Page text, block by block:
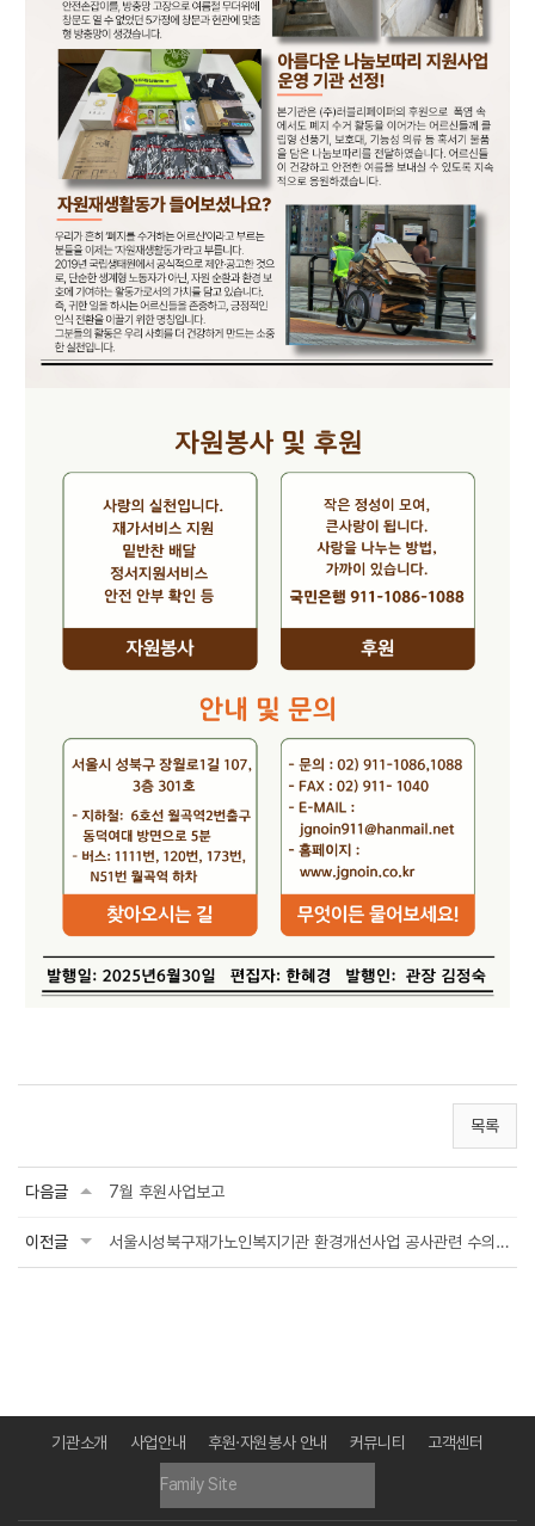
목록
다음글 7월 후원사업보고
이전글 서울시성북구재가노인복지기관 환경개선사업 공사관련 수의계약 내역 공지
기관소개 사업안내 후원·자원봉사 안내 커뮤니티 고객센터
Family Site